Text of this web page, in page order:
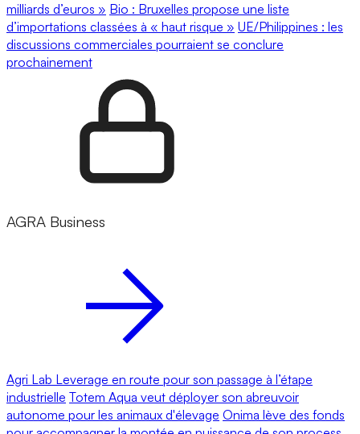
milliards d’euros » Bio : Bruxelles propose une liste
d’importations classées à « haut risque » UE/Philippines : les
discussions commerciales pourraient se conclure
prochainement
AGRA Business
Agri Lab Leverage en route pour son passage à l’étape
industrielle Totem Aqua veut déployer son abreuvoir
autonome pour les animaux d'élevage Onima lève des fonds